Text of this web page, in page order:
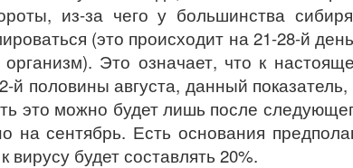
из-за чего у большинства
(это происходит на 21-28-й
организм). Это означает, что к
й половины августа, данный
это можно будет лишь после
на сентябрь. Есть основания
вирусу будет составлять 20%.